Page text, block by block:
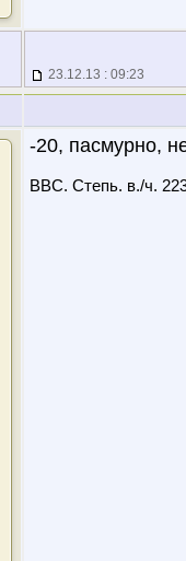
23.12.13 : 09:23
-20, пасмурно,
ВВС. Степь. в./ч.